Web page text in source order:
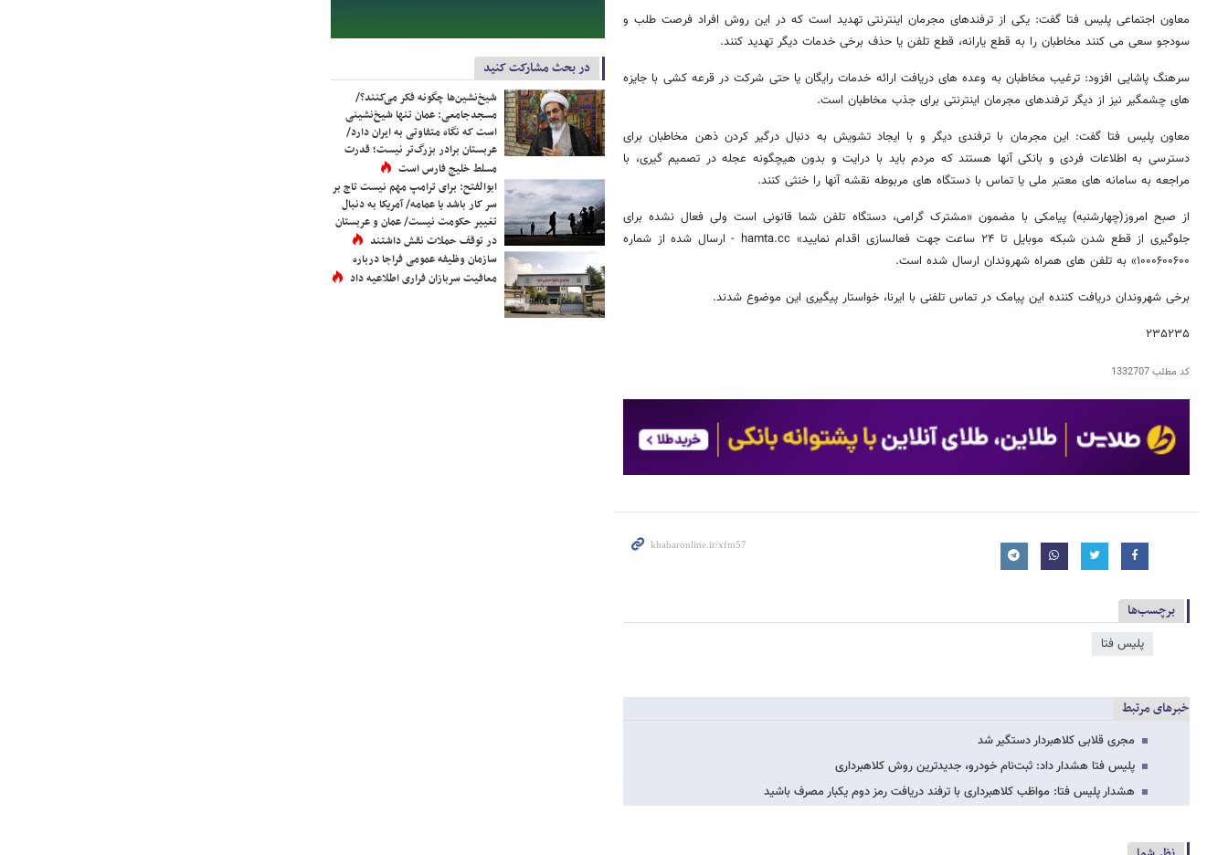
معاون اجتماعی پلیس فتا گفت: یکی از ترفندهای مجرمان اینترنتی تهدید است که در این روش افراد فرصت طلب و
سودجو سعی می کنند مخاطبان را به قطع یارانه، قطع تلفن یا حذف برخی خدمات دیگر تهدید کنند.
سرهنگ پاشایی افزود: ترغیب مخاطبان به وعده های دریافت ارائه خدمات رایگان یا حتی شرکت در قرعه کشی با جایزه
های چشمگیر نیز از دیگر ترفندهای مجرمان اینترنتی برای جذب مخاطبان است.
معاون پلیس فتا گفت: این مجرمان با ترفندی دیگر و با ایجاد تشویش به دنبال درگیر کردن ذهن مخاطبان برای
دسترسی به اطلاعات فردی و بانکی آنها هستند که مردم باید با درایت و بدون هیچگونه عجله در تصمیم گیری، با
مراجعه به سامانه های معتبر ملی یا تماس با دستگاه های مربوطه نقشه آنها را خنثی کنند.
از صبح امروز(چهارشنبه) پیامکی با مضمون «مشترک گرامی، دستگاه تلفن شما قانونی است ولی فعال نشده برای
جلوگیری از قطع شدن شبکه موبایل تا ۲۴ ساعت جهت فعالسازی اقدام نمایید» hamta.cc - ارسال شده از شماره
۱۰۰۰۶۰۰۶۰۰» به تلفن های همراه شهروندان ارسال شده است.
برخی شهروندان دریافت کننده این پیامک در تماس تلفنی با ایرنا، خواستار پیگیری این موضوع شدند.
۲۳۵۲۳۵
کد مطلب1332707
برچسب‌ها
پلیس فتا
خبرهای مرتبط
مجری قلابی کلاهبردار دستگیر شد
پلیس فتا هشدار داد: ثبت‌نام خودرو، جدیدترین روش کلاهبرداری
هشدار پلیس فتا: مواظب کلاهبرداری با ترفند دریافت رمز دوم یکبار مصرف باشید
در بحث مشارکت کنید
شیخ‌نشین‌ها چگونه فکر می‌کنند؟/
مسجدجامعی: عمان تنها شیخ‌نشینی
است که نگاه متفاوتی به ایران دارد/
عربستان برادر بزرگ‌تر نیست؛ قدرت
مسلط خلیج فارس است
ابوالفتح: برای ترامپ مهم نیست تاج بر
سر کار باشد یا عمامه/ آمریکا به دنبال
تغییر حکومت نیست/ عمان و عربستان
در توقف حملات نقش داشتند
سازمان وظیفه عمومی فراجا درباره
معافیت سربازان فراری اطلاعیه داد